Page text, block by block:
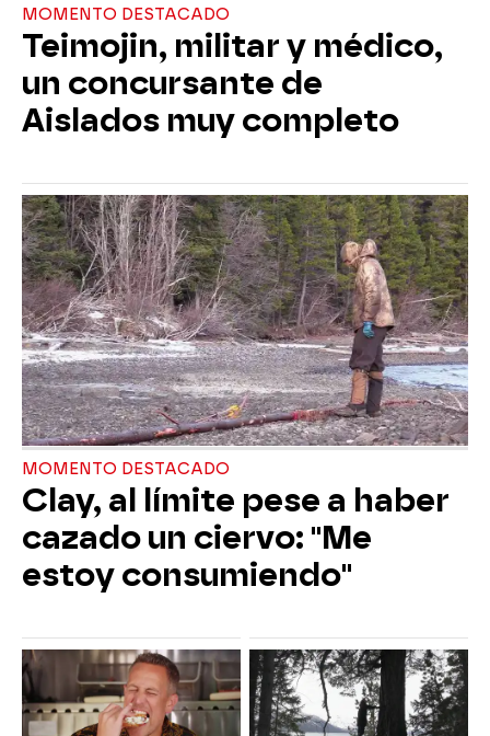
MOMENTO DESTACADO
Teimojin, militar y médico,
un concursante de
Aislados muy completo
MOMENTO DESTACADO
Clay, al límite pese a haber
cazado un ciervo: "Me
estoy consumiendo"